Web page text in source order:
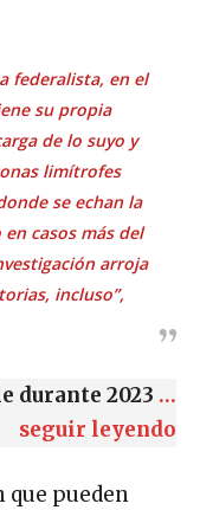
federalista, en el
su propia
de lo suyo y
limítrofes
se echan la
casos más del
arroja
incluso”,
durante 2023 …
seguir leyendo
que pueden